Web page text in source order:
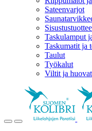
Sateenvarjot
Taskulamput
Taskumatit ja
Taulut
Työkalut
Viltit ja huovat